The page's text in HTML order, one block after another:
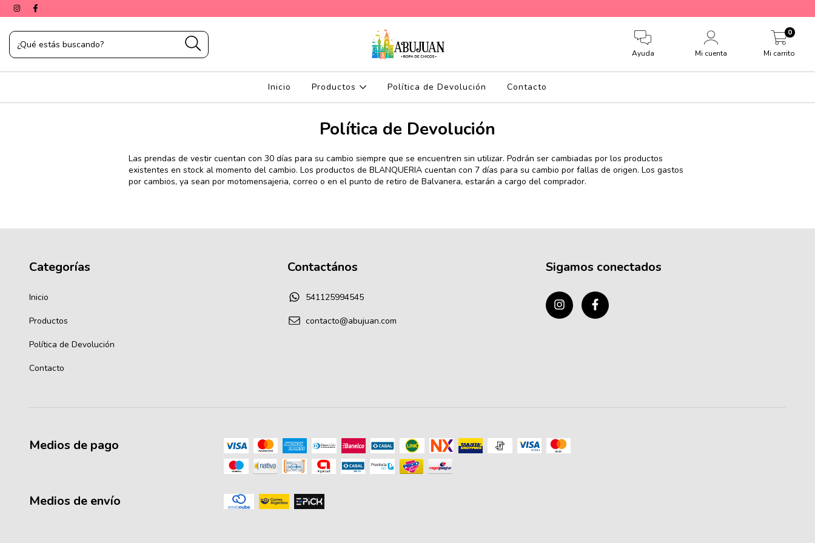
Ayuda Mi cuenta Mi carrito
0
Inicio Productos Política de Devolución Contacto
Política de Devolución
Las prendas de vestir cuentan con 30 días para su cambio siempre que se encuentren sin utilizar. Podrán ser cambiadas por los productos
existentes en stock al momento del cambio. Los productos de BLANQUERIA cuentan con 7 días para su cambio por fallas de origen. Los gastos
por cambios, ya sean por motomensajeria, correo o en el punto de retiro de Balvanera, estarán a cargo del comprador.
Categorías
Inicio
Productos
Política de Devolución
Contacto
Contactános
541125994545
contacto@abujuan.com
Sigamos conectados
Medios de pago
Medios de envío